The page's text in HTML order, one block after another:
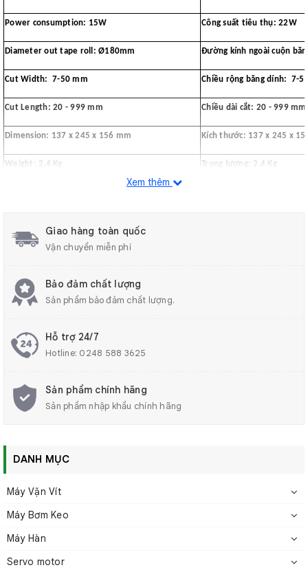
Power consumption: 15W Công suất tiêu thụ: 22W
Diameter out tape roll: Ø180mm Đường kính ngoài cuộn
Cut Width: 7-50 mm Chiều rộng băng dính: 7-
Cut Length: 20 - 999 mm Chiều dài cắt: 20 - 999 mm
Dimension: 137 x 245 x 156 mm Kích thước: 137 x 245 x
Weight: 2.4 Kg Trọng lượng: 2.4 Kg
Xem thêm
Giao hàng toàn quốc
Vận chuyển miễn phí
Bảo đảm chất lượng
Sản phẩm bảo đảm chất lượng.
Hỗ trợ 24/7
Hotline: 0248 588 3625
Sản phẩm chính hãng
Sản phẩm nhập khẩu chính hãng
DANH MỤC
Máy Vặn Vít
Máy Bơm Keo
Máy Hàn
Servo motor